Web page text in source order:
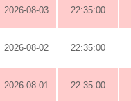
2026-08-03 22:35:00
2026-08-02 22:35:00
2026-08-01 22:35:00